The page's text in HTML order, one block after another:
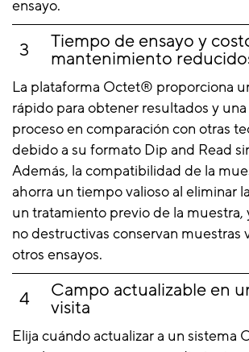
ensayo.
Tiempo de ensayo y
mantenimiento
La plataforma Octet® proporciona
rápido para obtener resultados y
proceso en comparación con otras
debido a su formato Dip and Read
Además, la compatibilidad de la
ahorra un tiempo valioso al eliminar
un tratamiento previo de la muestra,
no destructivas conservan muestras
otros ensayos.
Campo actualizable en
visita
Elija cuándo actualizar a un sistema